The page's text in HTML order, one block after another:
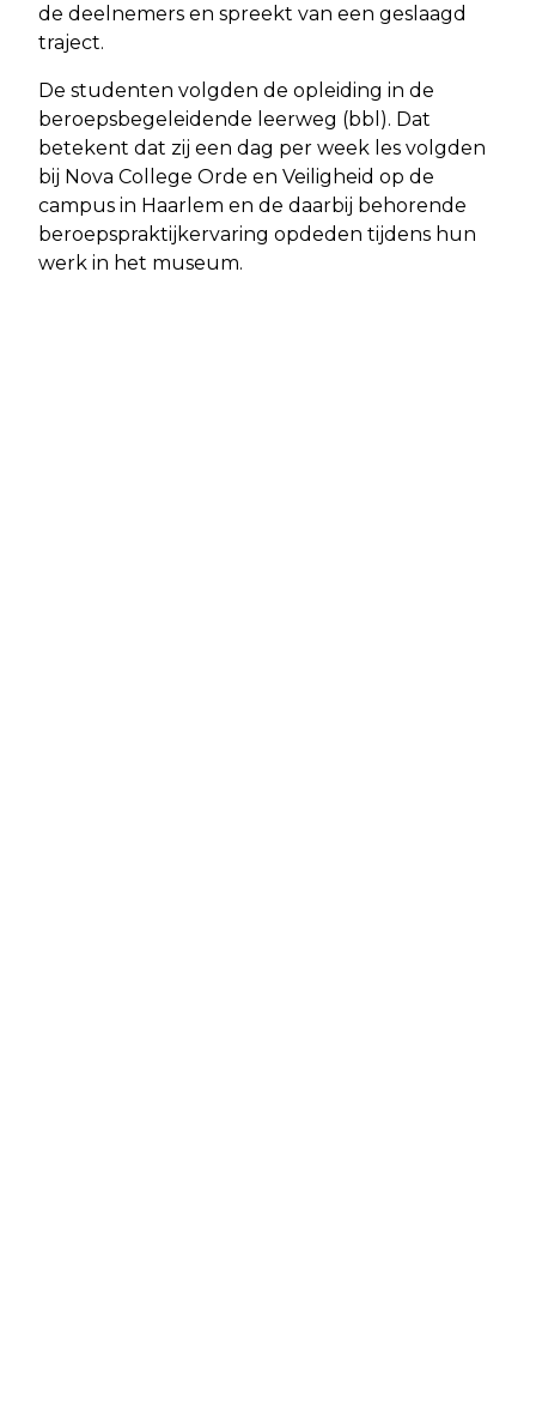
de deelnemers en spreekt van een geslaagd
traject.
De studenten volgden de opleiding in de
beroepsbegeleidende leerweg (bbl). Dat
betekent dat zij een dag per week les volgden
bij Nova College Orde en Veiligheid op de
campus in Haarlem en de daarbij behorende
beroepspraktijkervaring opdeden tijdens hun
werk in het museum.